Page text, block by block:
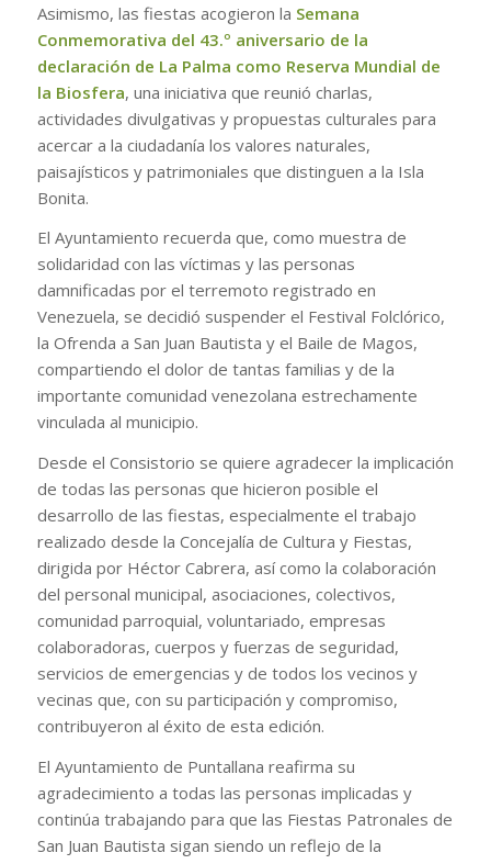
Asimismo, las fiestas acogieron la Semana
Conmemorativa del 43.º aniversario de la
declaración de La Palma como Reserva Mundial de
la Biosfera, una iniciativa que reunió charlas,
actividades divulgativas y propuestas culturales para
acercar a la ciudadanía los valores naturales,
paisajísticos y patrimoniales que distinguen a la Isla
Bonita.
El Ayuntamiento recuerda que, como muestra de
solidaridad con las víctimas y las personas
damnificadas por el terremoto registrado en
Venezuela, se decidió suspender el Festival Folclórico,
la Ofrenda a San Juan Bautista y el Baile de Magos,
compartiendo el dolor de tantas familias y de la
importante comunidad venezolana estrechamente
vinculada al municipio.
Desde el Consistorio se quiere agradecer la implicación
de todas las personas que hicieron posible el
desarrollo de las fiestas, especialmente el trabajo
realizado desde la Concejalía de Cultura y Fiestas,
dirigida por Héctor Cabrera, así como la colaboración
del personal municipal, asociaciones, colectivos,
comunidad parroquial, voluntariado, empresas
colaboradoras, cuerpos y fuerzas de seguridad,
servicios de emergencias y de todos los vecinos y
vecinas que, con su participación y compromiso,
contribuyeron al éxito de esta edición.
El Ayuntamiento de Puntallana reafirma su
agradecimiento a todas las personas implicadas y
continúa trabajando para que las Fiestas Patronales de
San Juan Bautista sigan siendo un reflejo de la